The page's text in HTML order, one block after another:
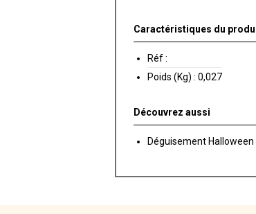
Caractéristiques du
Réf :
Poids (Kg) : 0,027
Découvrez aussi
Déguisement